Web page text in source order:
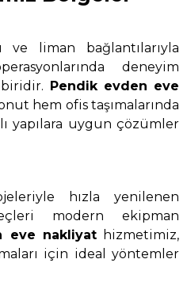
ve liman bağlantılarıyla
deneyim
Pendik evden eve
hem ofis taşımalarında
yapılara uygun çözümler
hızla yenilenen
modern ekipman
eve nakliyathizmetimiz,
için ideal yöntemler